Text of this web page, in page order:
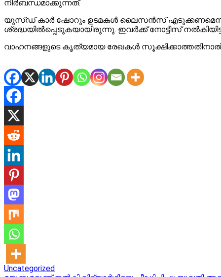
നിര്‍ബന്ധമാക്കുന്നത്.
യൂസ്ഡ് കാര്‍ ഷോറൂം ഉടമകള്‍ ലൈസന്‍സ് എടുക്കണമെന്ന്
ശ്രദ്ധയില്‍പ്പെടുകയായിരുന്നു. ഇവര്‍ക്ക് നോട്ടീസ്
വാഹനങ്ങളുടെ കൃത്യമായ രേഖകള്‍
Uncategorized